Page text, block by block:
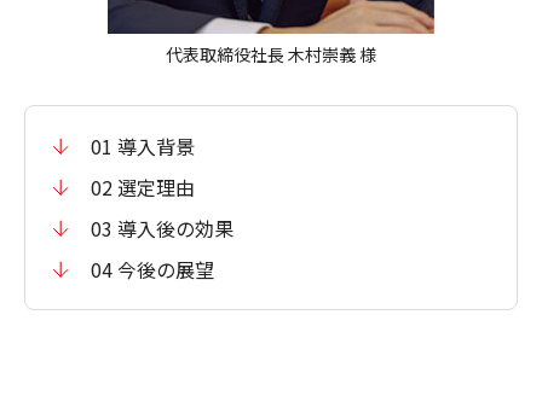
代表取締役社長 木村崇義 様
01 導入背景
02 選定理由
03 導入後の効果
04 今後の展望